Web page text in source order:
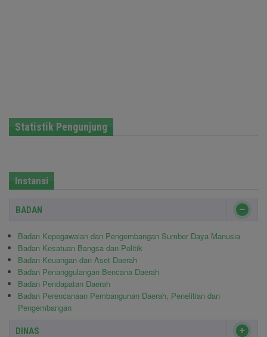
Statistik Pengunjung
Instansi
BADAN
Badan Kepegawaian dan Pengembangan Sumber Daya Manusia
Badan Kesatuan Bangsa dan Politik
Badan Keuangan dan Aset Daerah
Badan Penanggulangan Bencana Daerah
Badan Pendapatan Daerah
Badan Perencanaan Pembangunan Daerah, Penelitian dan
Pengembangan
DINAS